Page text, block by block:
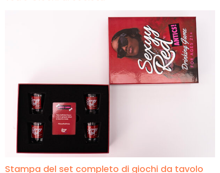
Stampa del set completo di giochi da tavolo